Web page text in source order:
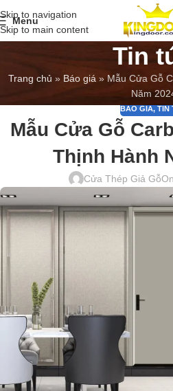
Skip to navigation
Skip to main content
Menu
Tin
Trang chủ » Báo giá » Mẫu Cửa Gỗ
Năm
BÁO GIÁ, TIN
Mẫu Cửa Gỗ
Thịnh Hành
Cửa Thép Giả Gỗ